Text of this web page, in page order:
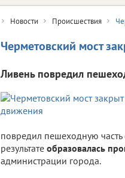
Новости Происшествия
Черметовский мост
Ливень повредил
повредил пешеходную
результате образовалась
администрации города.